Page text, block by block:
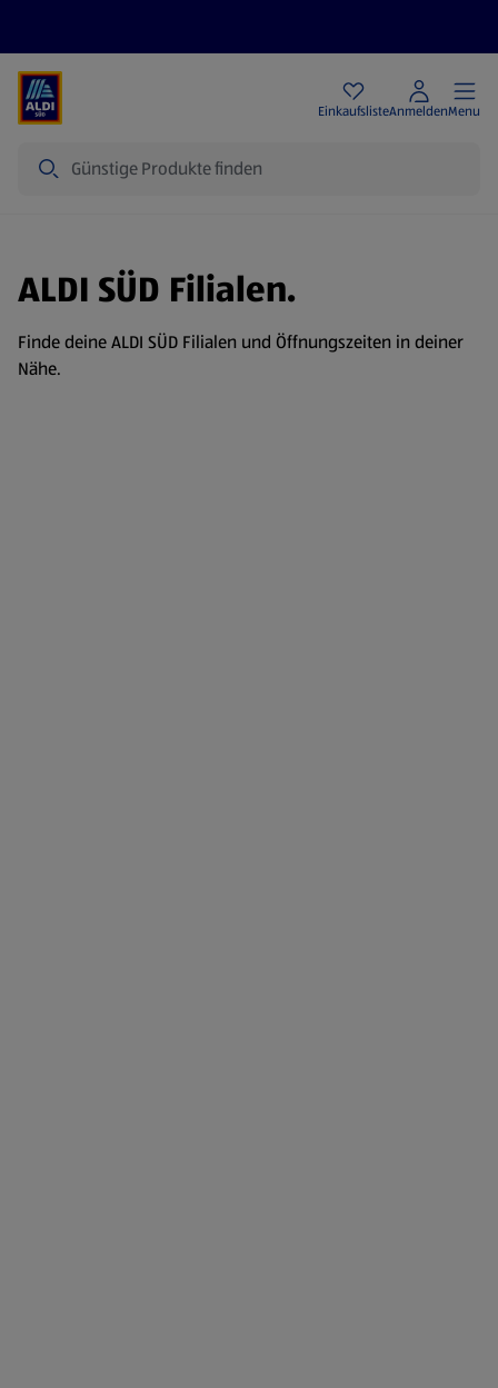
EinkaufslisteAnmeldenMenu
ALDI SÜD Filialen.
Finde deine ALDI SÜD Filialen und Öffnungszeiten in deiner
Nähe.